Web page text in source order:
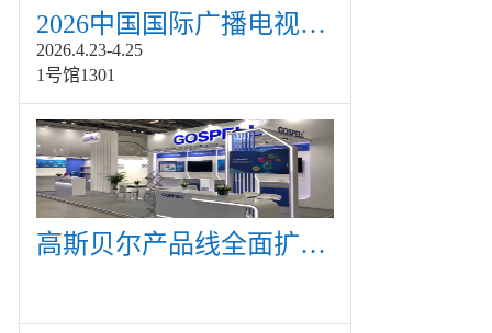
2026中国国际广播电视信息网络展览会展
2026.4.23-4.25
1号馆1301
高斯贝尔产品线全面扩展，众多新产品亮相CommunicAsia 2019